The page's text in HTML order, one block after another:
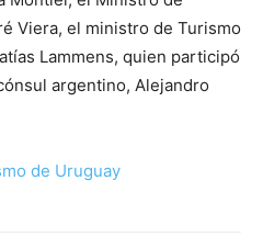
Viera, el ministro de Turismo
Lammens, quien participó
argentino, Alejandro
de Uruguay